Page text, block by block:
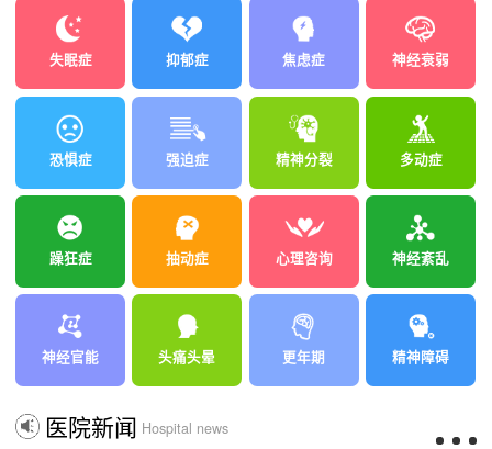
失眠症 抑郁症 焦虑症 神经衰弱
恐惧症 强迫症 精神分裂 多动症
躁狂症 抽动症 心理咨询 神经紊乱
神经官能 头痛头晕 更年期 精神障碍
医院新闻 Hospital news